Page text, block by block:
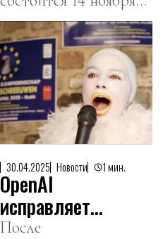
2025 года.
30.04.2025 Новости 1 мин.
OpenAI
исправляет
«льстивое»
После